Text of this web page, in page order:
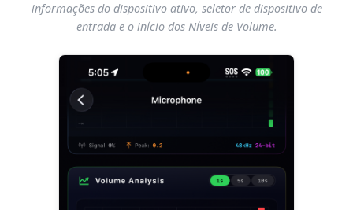
informações do dispositivo ativo, seletor de dispositivo de
entrada e o início dos Níveis de Volume.